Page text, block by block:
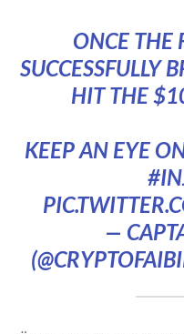
ONCE THE
SUCCESSFULLY
HIT THE
KEEP AN EYE
—